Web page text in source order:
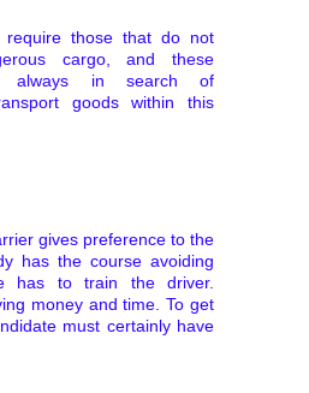
require those that do not
cargo, and these
always in search of
goods within this
gives preference to the
has the course avoiding
has to train the driver.
money and time. To get
must certainly have